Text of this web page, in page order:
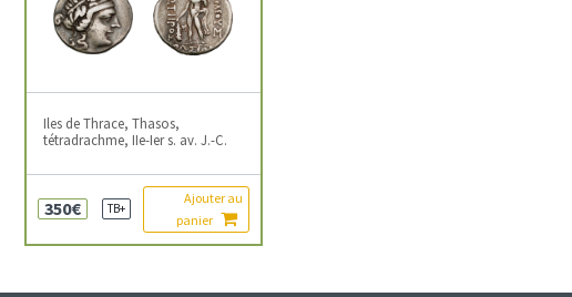
Iles de Thrace, Thasos,
tétradrachme, IIe-Ier s. av. J.-C.
350€ TB+
Ajouter au
panier